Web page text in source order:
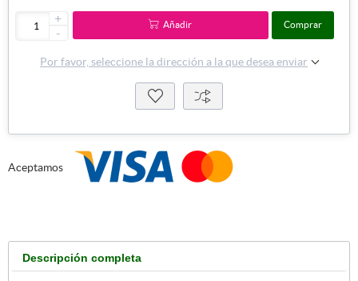
+
-
Añadir Comprar
Por favor, seleccione la dirección a la que desea enviar
Aceptamos
Descripción completa